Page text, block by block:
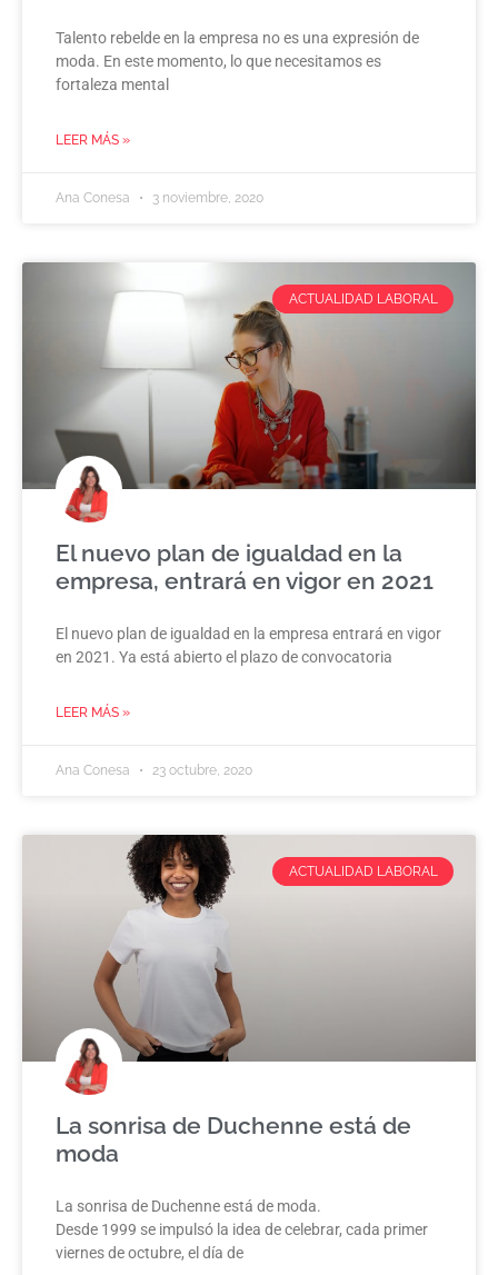
Talento rebelde en la empresa no es una expresión de
moda. En este momento, lo que necesitamos es
fortaleza mental
LEER MÁS »
Ana Conesa 3 noviembre, 2020
ACTUALIDAD LABORAL
El nuevo plan de igualdad en la
empresa, entrará en vigor en 2021
El nuevo plan de igualdad en la empresa entrará en vigor
en 2021. Ya está abierto el plazo de convocatoria
LEER MÁS »
Ana Conesa 23 octubre, 2020
ACTUALIDAD LABORAL
La sonrisa de Duchenne está de
moda
La sonrisa de Duchenne está de moda.
Desde 1999 se impulsó la idea de celebrar, cada primer
viernes de octubre, el día de